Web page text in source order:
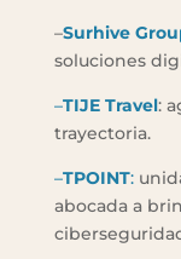
–Surhive
soluciones
–TIJE Travel:
trayectoria.
–TPOINT:
abocada a